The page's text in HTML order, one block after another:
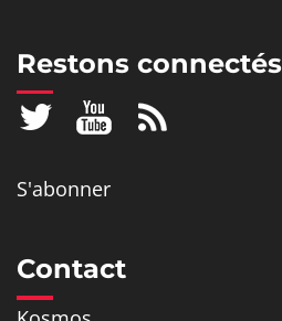
Restons connectés
S'abonner
Contact